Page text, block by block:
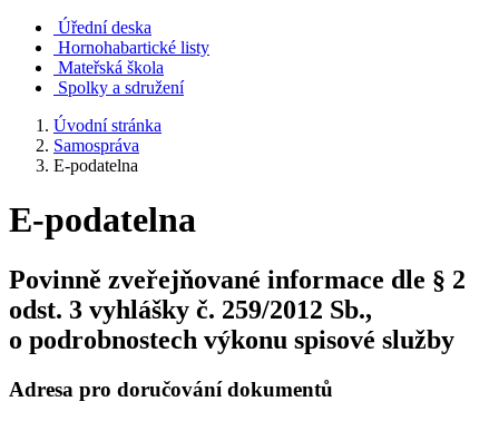
Úřední deska
Hornohabartické listy
Mateřská škola
Spolky a sdružení
Úvodní stránka
Samospráva
E-podatelna
E-podatelna
Povinně zveřejňované informace dle § 2
odst. 3 vyhlášky č. 259/2012 Sb.,
o podrobnostech výkonu spisové služby
Adresa pro doručování dokumentů